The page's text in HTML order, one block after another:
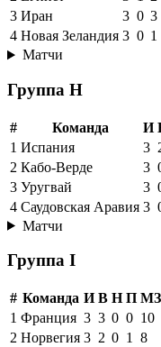
3 Иран 3 0 3
4 Новая Зеландия 3 0 1
Матчи
Группа H
# Команда И
1 Испания 3
2 Кабо-Верде 3
3 Уругвай 3
4 Саудовская Аравия 3
Матчи
Группа I
# Команда И В Н П МЗ
1 Франция 3 3 0 0 10
2 Норвегия 3 2 0 1 8